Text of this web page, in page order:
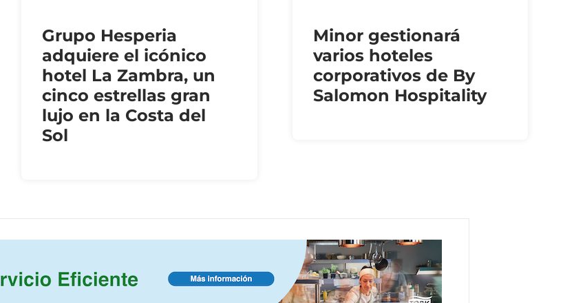
Grupo Hesperia
adquiere el icónico
hotel La Zambra, un
cinco estrellas gran
lujo en la Costa del
Sol
Minor gestionará
varios hoteles
corporativos de By
Salomon Hospitality